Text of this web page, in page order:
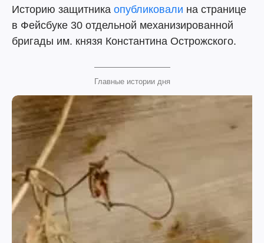
Историю защитника опубликовали на странице
в Фейсбуке 30 отдельной механизированной
бригады им. князя Константина Острожского.
Главные истории дня